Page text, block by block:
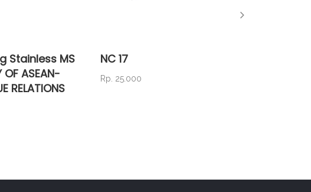
Stainless MS
OF ASEAN-
RELATIONS
NC 17
Rp. 25.000